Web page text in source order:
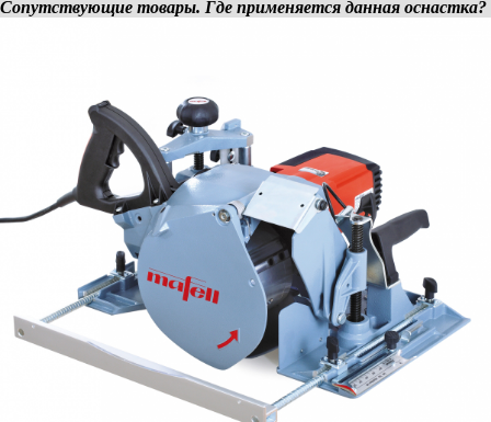
Сопутствующие товары. Где применяется данная оснастка?